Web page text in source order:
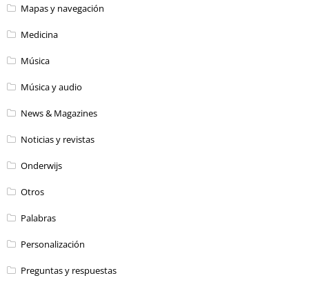
Mapas y navegación
Medicina
Música
Música y audio
News & Magazines
Noticias y revistas
Onderwijs
Otros
Palabras
Personalización
Preguntas y respuestas